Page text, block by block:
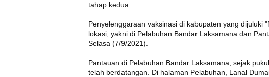
tahap kedua.
Penyelenggaraan vaksinasi di kabupaten yang dijuluki
lokasi, yakni di Pelabuhan Bandar Laksamana dan
Selasa (7/9/2021).
Pantauan di Pelabuhan Bandar Laksamana, sejak
telah berdatangan. Di halaman Pelabuhan, Lanal